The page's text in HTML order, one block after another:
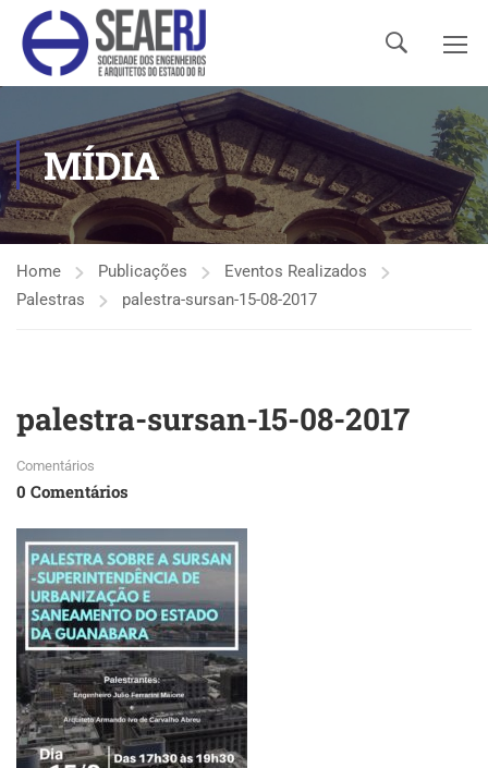
MÍDIA
Home Publicações
Eventos Realizados
Palestras
palestra-sursan-15-08-2017
palestra-sursan-15-08-2017
Comentários
0 Comentários